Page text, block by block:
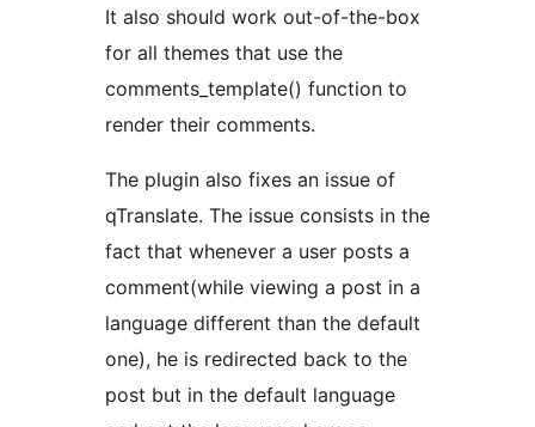
It also should work out-of-the-box
for all themes that use the
comments_template() function to
render their comments.
The plugin also fixes an issue of
qTranslate. The issue consists in the
fact that whenever a user posts a
comment(while viewing a post in a
language different than the default
one), he is redirected back to the
post but in the default language